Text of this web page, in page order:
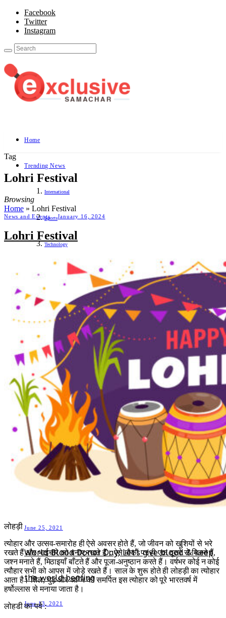
Facebook
Twitter
Instagram
Home
Trending News
International
Sports
Technology
Politics
Social Media
View All
World Population Day 2021: Theme, History and
Significance
July 10, 2021
International Day Against Drug Abuse and Illicit
Trafficking 2021 History, theme, Significance
June 25, 2021
World Blood Donor Day; Let’s give blood & keep
the world beating
June 13, 2021
Tag
Lohri Festival
Browsing
Home » Lohri Festival
News and Events January 16, 2024
Lohri Festival
लोहड़ी
त्योहार और उत्सव-समारोह ही ऐसे अवसर होते हैं, जो जीवन को खुशियों से भरे
रखते हैं और भाईचारे को बनाए रखते हैं। ऐसे मौकों पर ही एक दूसरे से मिलते हैं,
जश्न मनाते हैं, मिठाइ‌याँ बाँटते हैं और पूजा-अनुष्ठान करते हैं। वर्षभर कोई न कोई
त्यौहार सभी को आपस में जोड़े रखते हैं। साल के शुरू होते ही लोहड़ी का त्योहार
आता है। तिल, गुड़ और अग्नि को समर्पित इस त्योहार को पूरे भारतवर्ष में
हर्षोल्लास से मनाया जाता है।
लोहडी का पर्व :